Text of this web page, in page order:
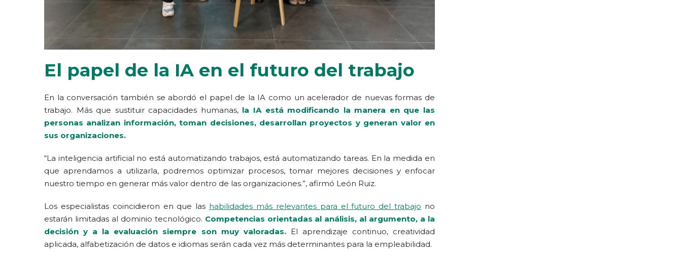
El papel de la IA en el futuro del trabajo
En la conversación también se abordó el papel de la IA como un acelerador de nuevas formas de
trabajo. Más que sustituir capacidades humanas, la IA está modificando la manera en que las
personas analizan información, toman decisiones, desarrollan proyectos y generan valor en
sus organizaciones.
“La inteligencia artificial no está automatizando trabajos, está automatizando tareas. En la medida en
que aprendamos a utilizarla, podremos optimizar procesos, tomar mejores decisiones y enfocar
nuestro tiempo en generar más valor dentro de las organizaciones.”, afirmó León Ruiz.
Los especialistas coincidieron en que las habilidades más relevantes para el futuro del trabajo no
estarán limitadas al dominio tecnológico. Competencias orientadas al análisis, al argumento, a la
decisión y a la evaluación siempre son muy valoradas. El aprendizaje continuo, creatividad
aplicada, alfabetización de datos e idiomas serán cada vez más determinantes para la empleabilidad.